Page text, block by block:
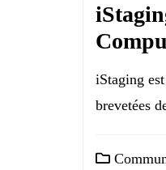
iStaging
brevetées